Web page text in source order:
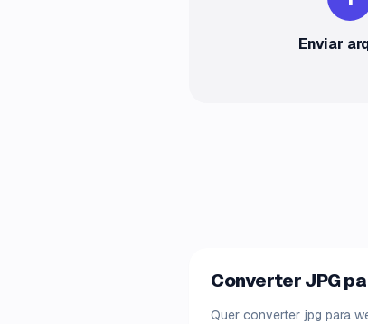
Enviar
Converter JPG
Quer converter jpg para